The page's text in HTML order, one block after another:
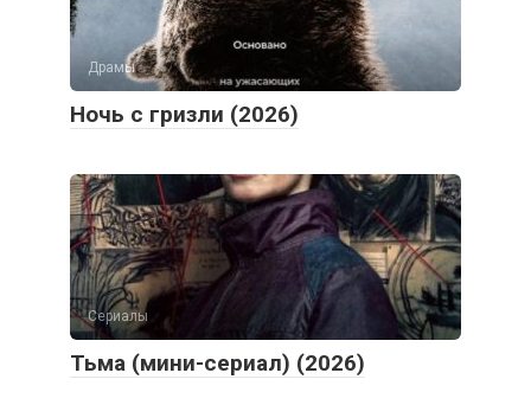
Драмы
Ночь с гризли (2026)
Сериалы
Тьма (мини-сериал) (2026)